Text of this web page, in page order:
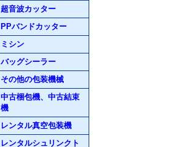
超音波カッター
PPバンドカッター
ミシン
バッグシーラー
その他の包装機械
中古梱包機、中古結束
機
レンタル真空包装機
レンタルシュリンクト